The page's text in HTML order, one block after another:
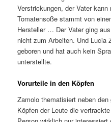
Verstrickungen, der Vater
Tomatensoße stammt von
Hersteller … Der Vater ging
nicht zum Arbeiten. Und Lucia
geboren und hat auch kein
unterstellte.
Vorurteile in den Köpfen
Zamolo thematisiert neben
Köpfen der Leute die